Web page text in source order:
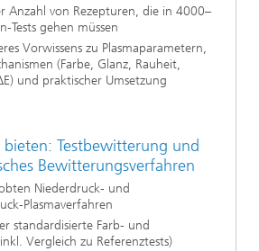
Anzahl von Rezepturen, die in 4000–
gehen müssen
Vorwissens zu Plasmaparametern,
(Farbe, Glanz, Rauheit,
und praktischer Umsetzung
Testbewitterung und
Bewitterungsverfahren
Niederdruck‑ und
Plasmaverfahren
standardisierte Farb- und
Vergleich zu Referenztests)